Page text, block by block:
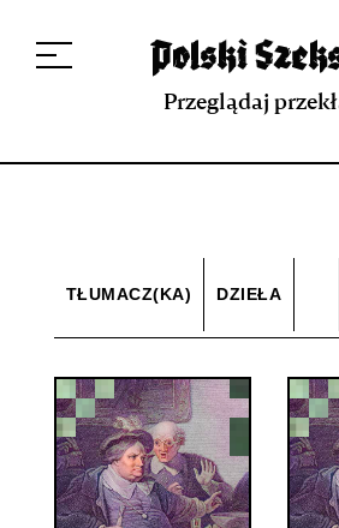
projekcie
Kontakt Indeks strony
Repozytorium XIX w.
Przeglądaj
TŁUMACZ(KA) DZIEŁA